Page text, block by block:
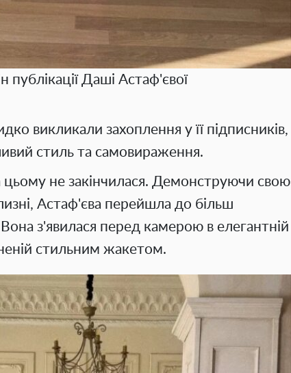
публікації Даші Астаф'євої
викликали захоплення у її підписників,
стиль та самовираження.
цьому не закінчилася. Демонструючи свою
Астаф'єва перейшла до більш
з'явилася перед камерою в елегантній
стильним жакетом.